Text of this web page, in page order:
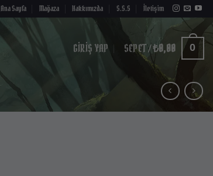
Ana Sayfa Mağaza Hakkımızda S.S.S İletişim
GIRIŞ YAP SEPET /₺0,00 0